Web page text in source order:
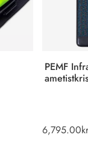
PEMF
6,795.00kr